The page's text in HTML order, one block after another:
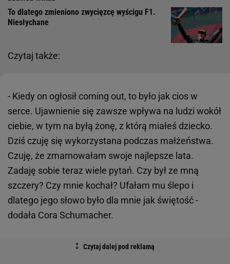
Czytaj także:
To dlatego zmieniono zwycięzcę wyścigu F1.
Niesłychane
- Kiedy on ogłosił coming out, to było jak cios w
serce. Ujawnienie się zawsze wpływa na ludzi wokół
ciebie, w tym na byłą żonę, z którą miałeś dziecko.
Dziś czuję się wykorzystana podczas małżeństwa.
Czuję, że zmarnowałam swoje najlepsze lata.
Zadaję sobie teraz wiele pytań. Czy był ze mną
szczery? Czy mnie kochał? Ufałam mu ślepo i
dlatego jego słowo było dla mnie jak świętość -
dodała Cora Schumacher.